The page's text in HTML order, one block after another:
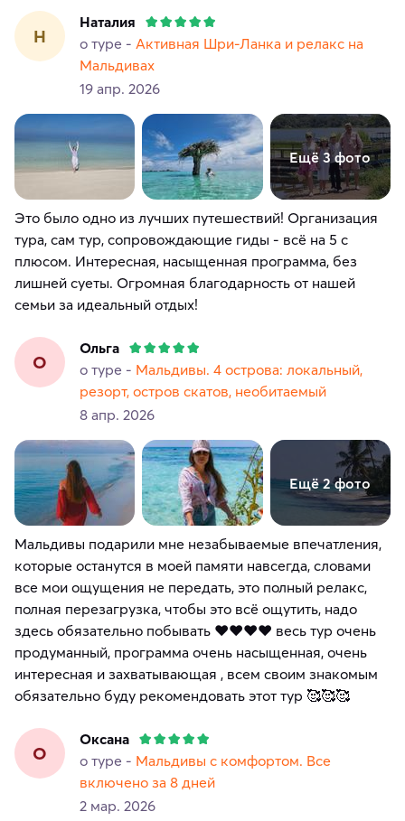
Н
Наталия
о туре - Активная Шри-Ланка и релакс на
Мальдивах
19 апр. 2026
Ещё 3 фото
Это было одно из лучших путешествий! Организация
тура, сам тур, сопровождающие гиды - всё на 5 с
плюсом. Интересная, насыщенная программа, без
лишней суеты. Огромная благодарность от нашей
семьи за идеальный отдых!
О
Ольга
о туре - Мальдивы. 4 острова: локальный,
резорт, остров скатов, необитаемый
8 апр. 2026
Ещё 2 фото
Мальдивы подарили мне незабываемые впечатления,
которые останутся в моей памяти навсегда, словами
все мои ощущения не передать, это полный релакс,
полная перезагрузка, чтобы это всё ощутить, надо
здесь обязательно побывать ❤️❤️❤️❤️ весь тур очень
продуманный, программа очень насыщенная, очень
интересная и захватывающая , всем своим знакомым
обязательно буду рекомендовать этот тур 🥰🥰🥰
О
Оксана
о туре - Мальдивы с комфортом. Все
включено за 8 дней
2 мар. 2026